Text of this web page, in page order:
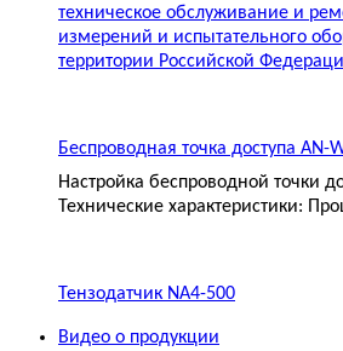
техническое обслуживание и
измерений и испытательного
территории Российской
Беспроводная точка доступа AN-
Настройка беспроводной точки
Технические характеристики:
Тензодатчик NA4-500
Видео о продукции